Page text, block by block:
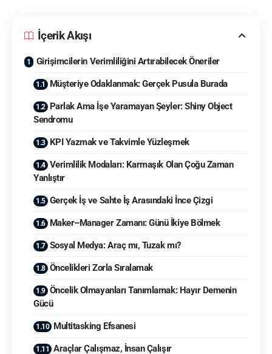
İçerik Akışı
Girişimcilerin Verimliliğini Artırabilecek Öneriler
Müşteriye Odaklanmak: Gerçek Pusula Burada
Parlak Ama İşe Yaramayan Şeyler: Shiny Object
Sendromu
KPI Yazmak ve Takvimle Yüzleşmek
Verimlilik Modaları: Karmaşık Olan Çoğu Zaman
Yanlıştır
Gerçek İş ve Sahte İş Arasındaki İnce Çizgi
Maker–Manager Zamanı: Günü İkiye Bölmek
Sosyal Medya: Araç mı, Tuzak mı?
Öncelikleri Zorla Sıralamak
Öncelik Olmayanları Tanımlamak: Hayır Demenin
Gücü
Multitasking Efsanesi
Araçlar Çalışmaz, İnsan Çalışır